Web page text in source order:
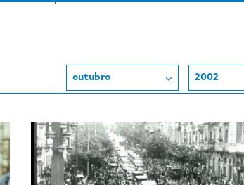
outubro 2002